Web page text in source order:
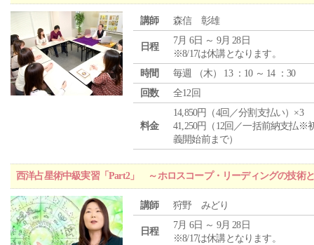
講師 森信 彰雄
日程
7月 6日 ～ 9月 28日
※8/17は休講となります。
時間
毎週 （木） 13 ：10 ～ 14 ：30
回数
全12回
料金
14,850円（4回／分割支払い）×3
41,250円（12回／一括前納支払※
義開始前まで）
西洋占星術中級実習「Part2」 ～ホロスコープ・リーディングの技術
講師 狩野 みどり
日程
7月 6日 ～ 9月 28日
※8/17は休講となります。